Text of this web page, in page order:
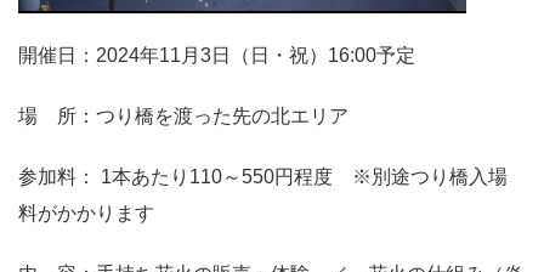
開催日：2024年11月3日（日・祝）16:00予定
場 所：つり橋を渡った先の北エリア
参加料： 1本あたり110～550円程度 ※別途つり橋入場
料がかかります